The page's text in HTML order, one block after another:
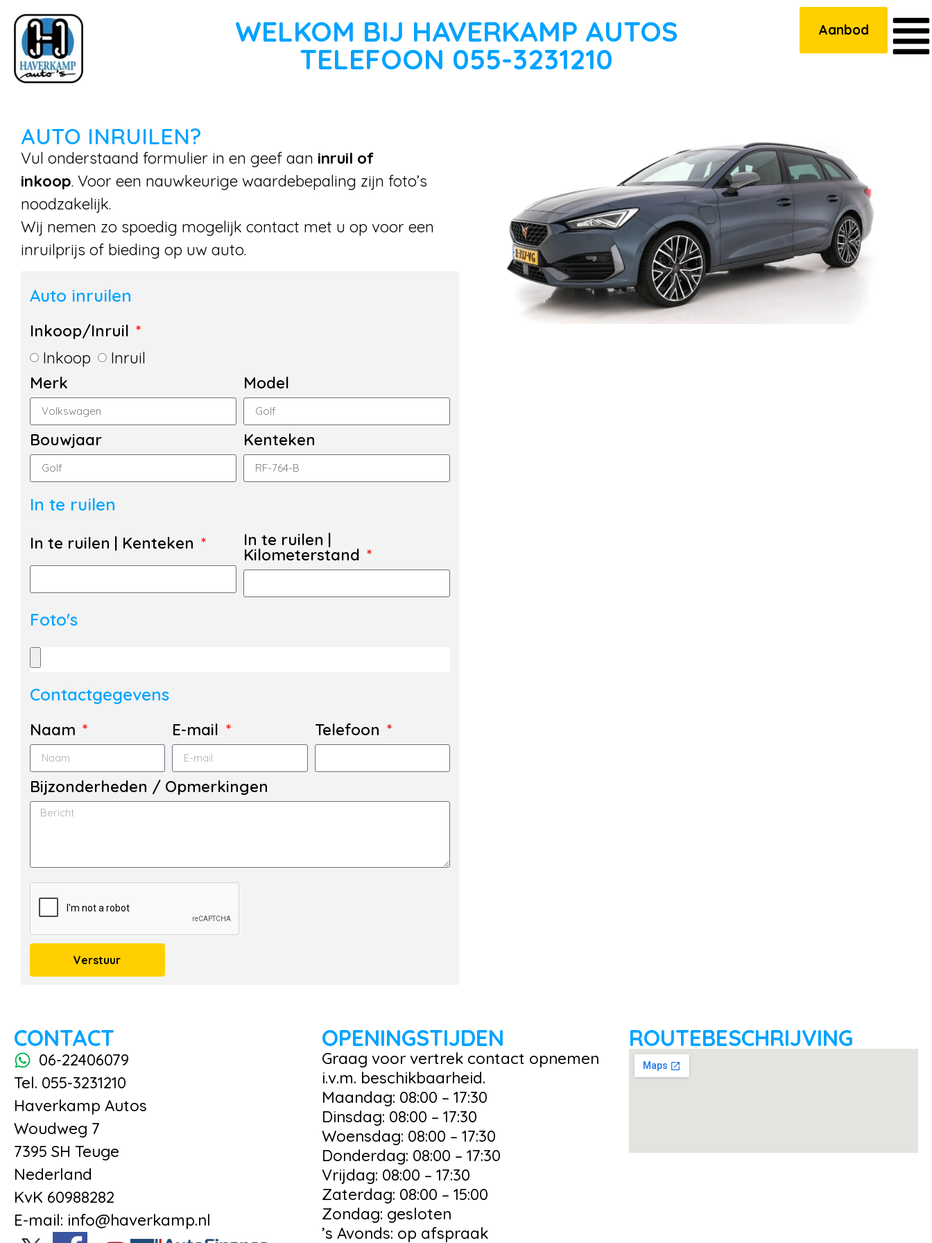
WELKOM BIJ HAVERKAMP AUTOS
TELEFOON 055-3231210
Aanbod
AUTO INRUILEN?
Vul onderstaand formulier in en geef aan inruil of
inkoop. Voor een nauwkeurige waardebepaling zijn foto’s
noodzakelijk.
Wij nemen zo spoedig mogelijk contact met u op voor een
inruilprijs of bieding op uw auto.
Auto inruilen
Inkoop/Inruil
Inkoop
Inruil
Merk
Model
Bouwjaar Kenteken
In te ruilen
In te ruilen | Kenteken In te ruilen |
Kilometerstand
Foto's
Contactgegevens
Naam E-mail Telefoon
Bijzonderheden / Opmerkingen
Verstuur
CONTACT
06-22406079
Tel. 055-3231210
Haverkamp Autos
Woudweg 7
7395 SH Teuge
Nederland
KvK 60988282
E-mail: info@haverkamp.nl
OPENINGSTIJDEN
Graag voor vertrek contact opnemen
i.v.m. beschikbaarheid.
Maandag: 08:00 – 17:30
Dinsdag: 08:00 – 17:30
Woensdag: 08:00 – 17:30
Donderdag: 08:00 – 17:30
Vrijdag: 08:00 – 17:30
Zaterdag: 08:00 – 15:00
Zondag: gesloten
’s Avonds: op afspraak
ROUTEBESCHRIJVING